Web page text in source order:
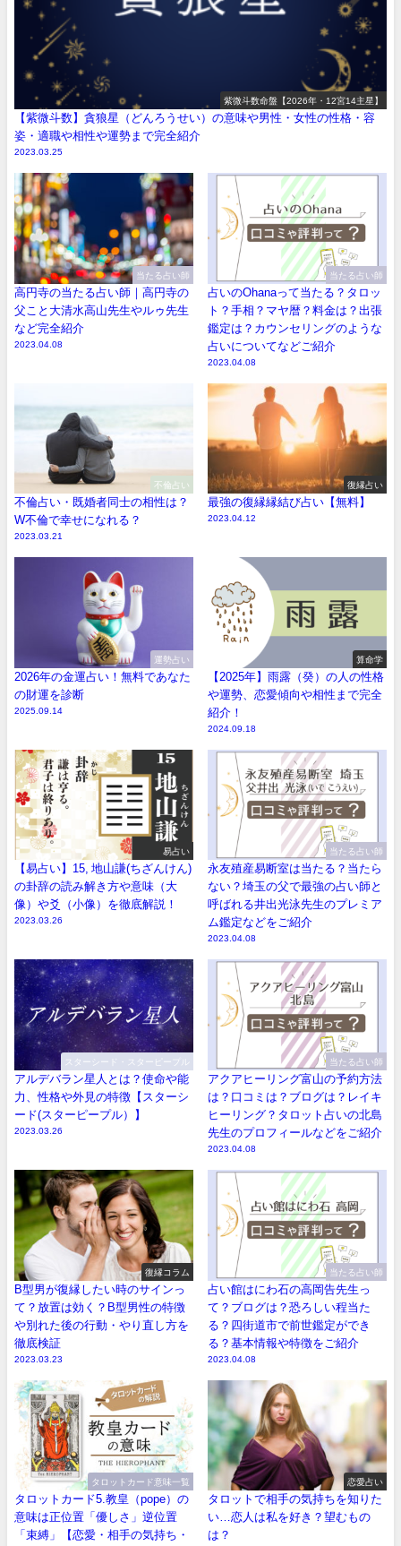
紫微斗数命盤【2026年・12宮14主星】
【紫微斗数】貪狼星（どんろうせい）の意味や男性・女性の性格・容
姿・適職や相性や運勢まで完全紹介
2023.03.25
当たる占い師
高円寺の当たる占い師｜高円寺の
父こと大清水高山先生やルゥ先生
など完全紹介
2023.04.08
当たる占い師
占いのOhanaって当たる？タロッ
ト？手相？マヤ暦？料金は？出張
鑑定は？カウンセリングのような
占いについてなどご紹介
2023.04.08
不倫占い
不倫占い・既婚者同士の相性は？
W不倫で幸せになれる？
2023.03.21
復縁占い
最強の復縁縁結び占い【無料】
2023.04.12
運勢占い
2026年の金運占い！無料であなた
の財運を診断
2025.09.14
算命学
【2025年】雨露（癸）の人の性格
や運勢、恋愛傾向や相性まで完全
紹介！
2024.09.18
易占い
【易占い】15, 地山謙(ちざんけん)
の卦辞の読み解き方や意味（大
像）や爻（小像）を徹底解説！
2023.03.26
当たる占い師
永友殖産易断室は当たる？当たら
ない？埼玉の父で最強の占い師と
呼ばれる井出光泳先生のプレミア
ム鑑定などをご紹介
2023.04.08
スターシード・スターピープル
アルデバラン星人とは？使命や能
力、性格や外見の特徴【スターシ
ード(スターピープル）】
2023.03.26
当たる占い師
アクアヒーリング富山の予約方法
は？口コミは？ブログは？レイキ
ヒーリング？タロット占いの北島
先生のプロフィールなどをご紹介
2023.04.08
復縁コラム
B型男が復縁したい時のサインっ
て？放置は効く？B型男性の特徴
や別れた後の行動・やり直し方を
徹底検証
2023.03.23
当たる占い師
占い館はにわ石の高岡告先生っ
て？ブログは？恐ろしい程当た
る？四街道市で前世鑑定ができ
る？基本情報や特徴をご紹介
2023.04.08
タロットカード意味一覧
タロットカード5.教皇（pope）の
意味は正位置「優しさ」逆位置
「束縛」【恋愛・相手の気持ち・
恋愛占い
タロットで相手の気持ちを知りた
い…恋人は私を好き？望むもの
は？